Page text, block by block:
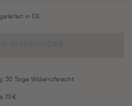
in DE
30 Tage Widerrufsrecht
75 €